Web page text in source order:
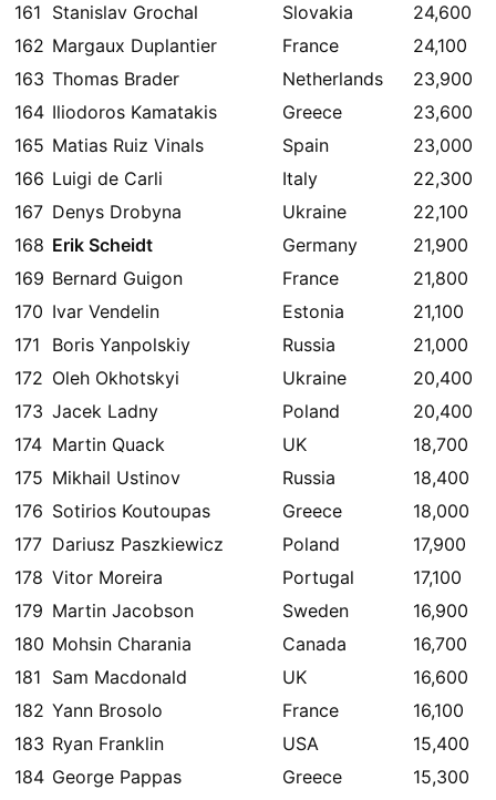
161 Stanislav Grochal Slovakia
24,600
162 Margaux Duplantier France
24,100
163 Thomas Brader Netherlands
23,900
164 Iliodoros Kamatakis Greece
23,600
165 Matias Ruiz Vinals Spain
23,000
166 Luigi de Carli Italy
22,300
167 Denys Drobyna Ukraine
22,100
168 Erik Scheidt Germany
21,900
169 Bernard Guigon France
21,800
170 Ivar Vendelin Estonia
21,100
171
Boris Yanpolskiy Russia
21,000
172 Oleh Okhotskyi Ukraine
20,400
173 Jacek Ladny Poland
20,400
174 Martin Quack UK
18,700
175 Mikhail Ustinov Russia
18,400
176 Sotirios Koutoupas Greece
18,000
177 Dariusz Paszkiewicz Poland
17,900
178 Vitor Moreira Portugal
17,100
179 Martin Jacobson Sweden
16,900
180 Mohsin Charania Canada
16,700
181 Sam Macdonald UK
16,600
182 Yann Brosolo France
16,100
183 Ryan Franklin USA
15,400
184 George Pappas Greece
15,300